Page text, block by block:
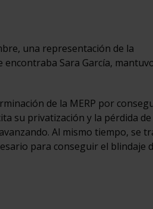
una representación de la
encontraba Sara García,
de la MERP por
su privatización y la pérdida de
Al mismo tiempo, se
para conseguir el blindaje